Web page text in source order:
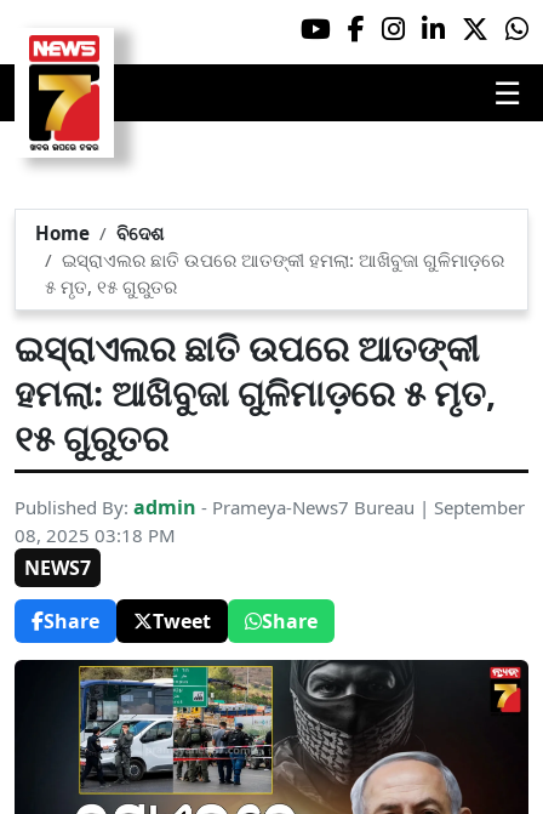
☰
Home
ବିଦେଶ
ଇସ୍ରାଏଲର ଛାତି ଉପରେ ଆତଙ୍କୀ ହମଲା: ଆଖିବୁଜା ଗୁଳିମାଡ଼ରେ
୫ ମୃତ, ୧୫ ଗୁରୁତର
ଇସ୍ରାଏଲର ଛାତି ଉପରେ ଆତଙ୍କୀ
ହମଲା: ଆଖିବୁଜା ଗୁଳିମାଡ଼ରେ ୫ ମୃତ,
୧୫ ଗୁରୁତର
Published By: admin - Prameya-News7 Bureau | September
08, 2025 03:18 PM
NEWS7
Share
Tweet Share